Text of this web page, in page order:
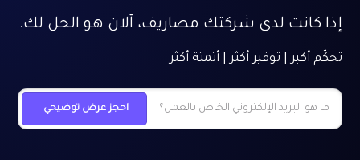
إذا كانت لدى شركتك مصاريف، آلان هو الحل لك.
تحكّم أكبر | توفير أكثر | أتمتة أكثر